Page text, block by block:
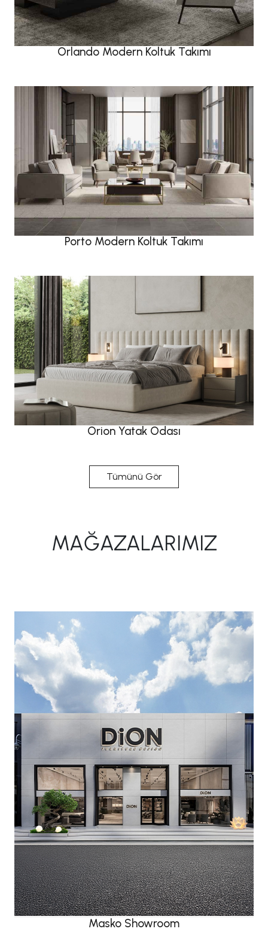
Orlando Modern Koltuk Takımı
Porto Modern Koltuk Takımı
Orion Yatak Odası
Tümünü Gör
MAĞAZALARIMIZ
Masko Showroom